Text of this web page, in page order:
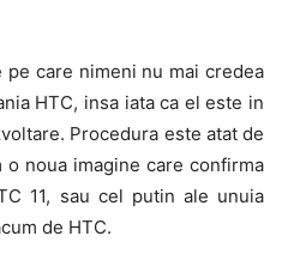
pe care nimeni nu mai credea
HTC, insa iata ca el este in
Procedura este atat de
o noua imagine care confirma
11, sau cel putin ale unuia
de HTC.